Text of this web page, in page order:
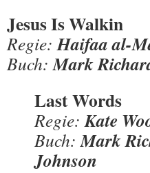
Jesus Is Walkin
Regie:Haifaa al-
Buch:Mark
Last Words
Regie:Kate
Buch:Mark
Johnson